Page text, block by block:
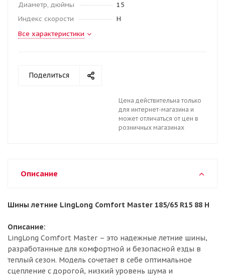
Диаметр, дюймы
15
Индекс скорости
H
Все характеристики
Поделиться
Цена действительна только
для интернет-магазина и
может отличаться от цен в
розничных магазинах
Описание
Шины летние LingLong Comfort Master 185/65 R15 88 H
Описание:
LingLong Comfort Master – это надежные летние шины,
разработанные для комфортной и безопасной езды в
теплый сезон. Модель сочетает в себе оптимальное
сцепление с дорогой, низкий уровень шума и